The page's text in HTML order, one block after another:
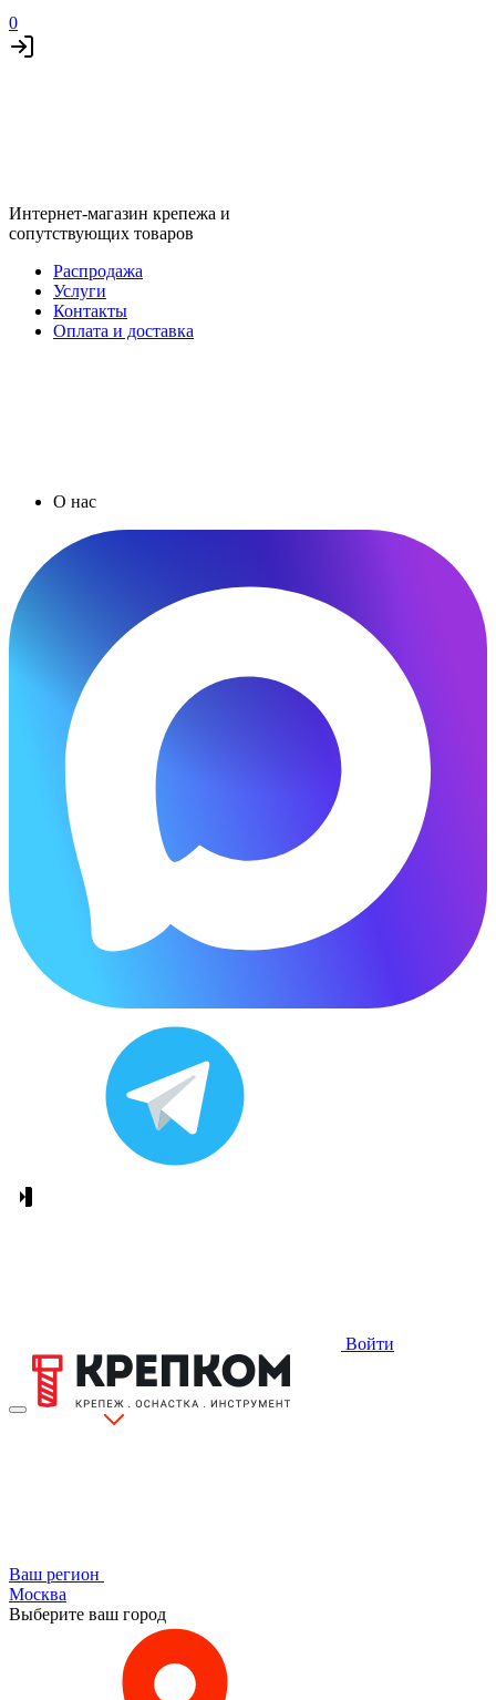
0
Интернет-магазин крепежа и
сопутствующих товаров
Распродажа
Услуги
Контакты
Оплата и доставка
О нас
Войти
Ваш регион
Москва
Выберите ваш город